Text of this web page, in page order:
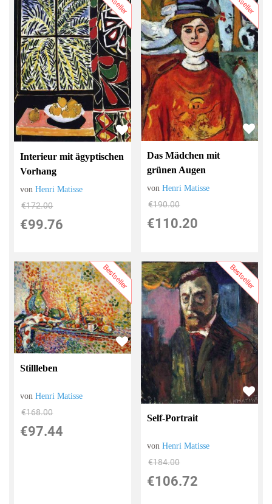
Interieur mit ägyptischen
Vorhang
vonHenri Matisse
€172.00
€99.76
Das Mädchen mit
grünen Augen
vonHenri Matisse
€190.00
€110.20
Bestseller
Stillleben
vonHenri Matisse
€168.00
€97.44
Bestseller
Self-Portrait
vonHenri Matisse
€184.00
€106.72